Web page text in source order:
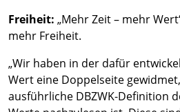
Freiheit: „Mehr Zeit – mehr
mehr Freiheit.
„Wir haben in der dafür
Wert eine Doppelseite
ausführliche DBZWK-Definition